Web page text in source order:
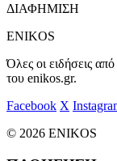
ΔΙΑΦΗΜΙΣΗ
ENIKOS
Όλες οι ειδήσεις
του enikos.gr.
Facebook X
© 2026 ENIKOS